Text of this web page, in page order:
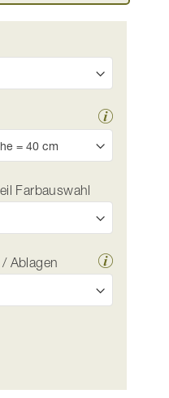
Farbauswahl
Ablagen